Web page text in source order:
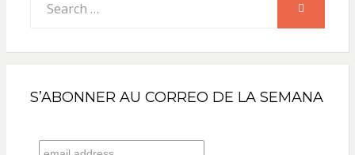
for:
SEARCH
S’ABONNER AU CORREO DE LA SEMANA